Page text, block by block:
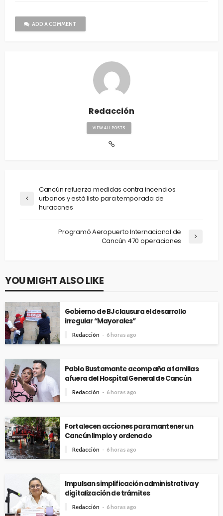
ADD A COMMENT
Redacción
VIEW ALL POSTS
Cancún refuerza medidas contra incendios
urbanos y está listo para temporada de
huracanes
Programó Aeropuerto Internacional de
Cancún 470 operaciones
YOU MIGHT ALSO LIKE
Gobierno de BJ clausura el desarrollo
irregular “Mayorales”
Redacción 6 horas ago
Pablo Bustamante acompaña a familias
afuera del Hospital General de Cancún
Redacción 6 horas ago
Fortalecen acciones para mantener un
Cancún limpio y ordenado
Redacción 6 horas ago
Impulsan simplificación administrativa y
digitalización de trámites
Redacción 6 horas ago